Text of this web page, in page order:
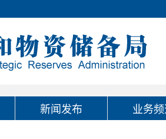
新闻发布 业务